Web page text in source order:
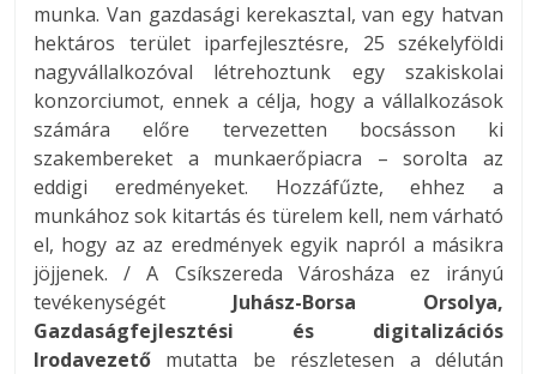
munka. Van gazdasági kerekasztal, van egy hatvan
hektáros terület iparfejlesztésre, 25 székelyföldi
nagyvállalkozóval létrehoztunk egy szakiskolai
konzorciumot, ennek a célja, hogy a vállalkozások
számára előre tervezetten bocsásson ki
szakembereket a munkaerőpiacra – sorolta az
eddigi eredményeket. Hozzáfűzte, ehhez a
munkához sok kitartás és türelem kell, nem várható
el, hogy az az eredmények egyik napról a másikra
jöjjenek. / A Csíkszereda Városháza ez irányú
tevékenységét Juhász-Borsa Orsolya,
Gazdaságfejlesztési és digitalizációs
Irodavezető mutatta be részletesen a délután